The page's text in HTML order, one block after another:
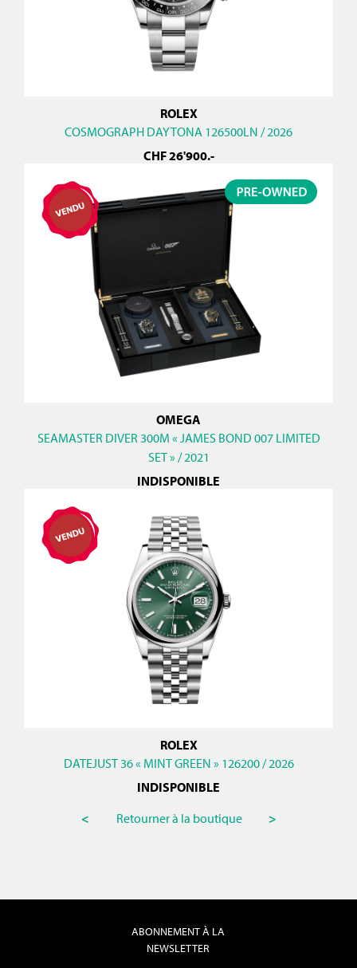
ROLEX
COSMOGRAPH DAYTONA 126500LN / 2026
CHF26'900.-
OMEGA
SEAMASTER DIVER 300M « JAMES BOND 007 LIMITED
SET » / 2021
INDISPONIBLE
ROLEX
DATEJUST 36 « MINT GREEN » 126200 / 2026
INDISPONIBLE
<
Retourner à la boutique >
ABONNEMENT À LA
NEWSLETTER